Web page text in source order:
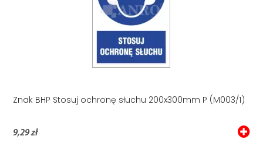
Znak BHP Stosuj ochronę słuchu 200x300mm P (M003/1)
9,29 zł